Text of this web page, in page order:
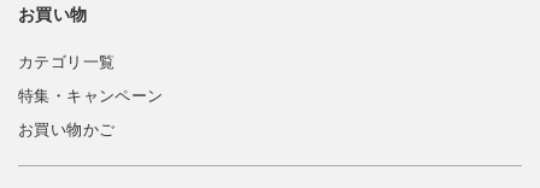
お買い物
カテゴリ一覧
特集・キャンペーン
お買い物かご